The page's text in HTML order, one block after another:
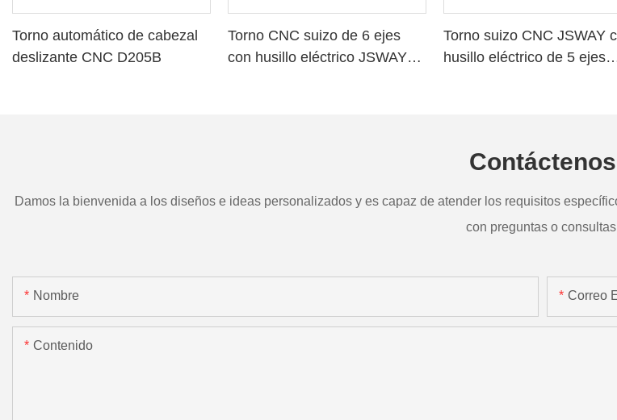
Torno automático de cabezal
deslizante CNC D205B
Torno CNC suizo de 6 ejes
con husillo eléctrico JSWAY
Torno suizo CNC JSWAY
husillo eléctrico de 5 ejes
Contáctenos
Damos la bienvenida a los diseños e ideas personalizados y es capaz de atender los requisitos
con preguntas o
Nombre Correo
Contenido